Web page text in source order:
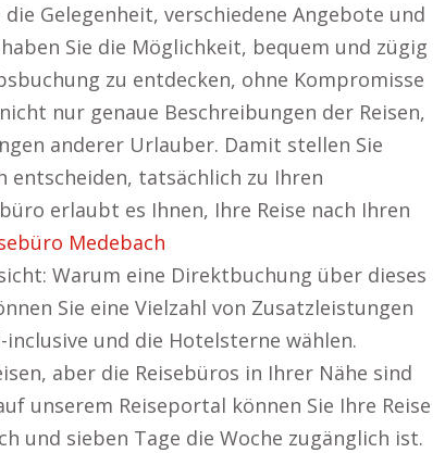
Gelegenheit, verschiedene Angebote und
Sie die Möglichkeit, bequem und zügig
zu entdecken, ohne Kompromisse
nur genaue Beschreibungen der Reisen,
anderer Urlauber. Damit stellen Sie
entscheiden, tatsächlich zu Ihren
erlaubt es Ihnen, Ihre Reise nach Ihren
Medebach
Warum eine Direktbuchung über dieses
Sie eine Vielzahl von Zusatzleistungen
und die Hotelsterne wählen.
aber die Reisebüros in Ihrer Nähe sind
unserem Reiseportal können Sie Ihre Reise
und sieben Tage die Woche zugänglich ist.